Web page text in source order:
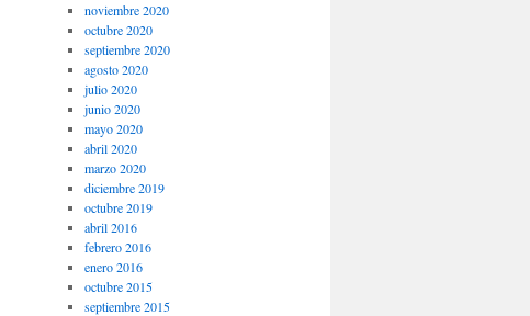
noviembre 2020
octubre 2020
septiembre 2020
agosto 2020
julio 2020
junio 2020
mayo 2020
abril 2020
marzo 2020
diciembre 2019
octubre 2019
abril 2016
febrero 2016
enero 2016
octubre 2015
septiembre 2015